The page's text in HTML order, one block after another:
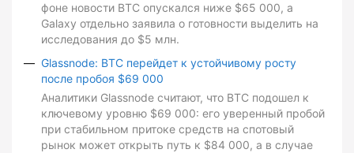
фоне новости BTC опускался ниже $65 000, а
Galaxy отдельно заявила о готовности выделить на
исследования до $5 млн.
Glassnode: BTC перейдет к устойчивому росту
после пробоя $69 000
Аналитики Glassnode считают, что BTC подошел к
ключевому уровню $69 000: его уверенный пробой
при стабильном притоке средств на спотовый
рынок может открыть путь к $84 000, а в случае